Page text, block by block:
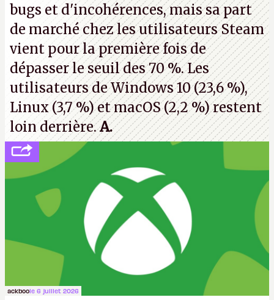
bugs et d'incohérences, mais sa part
de marché chez les utilisateurs Steam
vient pour la première fois de
dépasser le seuil des 70 %. Les
utilisateurs de Windows 10 (23,6 %),
Linux (3,7 %) et macOS (2,2 %) restent
loin derrière.A.
ackboole 6 juillet 2026